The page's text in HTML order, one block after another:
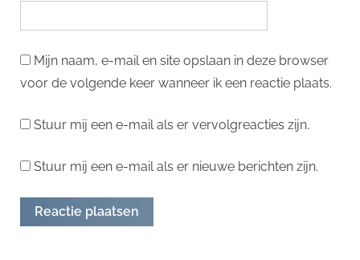
Mijn naam, e-mail en site opslaan in deze browser
voor de volgende keer wanneer ik een reactie plaats.
Stuur mij een e-mail als er vervolgreacties zijn.
Stuur mij een e-mail als er nieuwe berichten zijn.